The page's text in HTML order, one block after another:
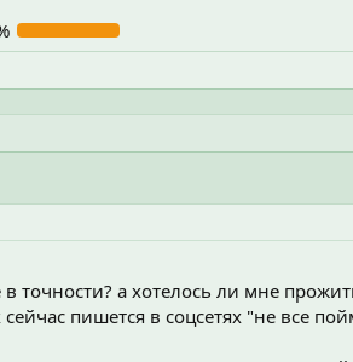
точности? а хотелось ли мне
пишется в соцсетях "не все